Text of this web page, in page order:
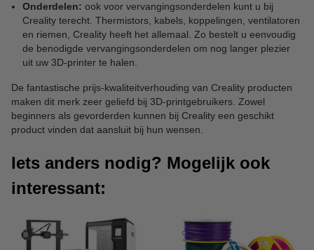
Onderdelen: ook voor vervangingsonderdelen kunt u bij
Creality terecht. Thermistors, kabels, koppelingen, ventilatoren
en riemen, Creality heeft het allemaal. Zo bestelt u eenvoudig
de benodigde vervangingsonderdelen om nog langer plezier
uit uw 3D-printer te halen.
De fantastische prijs-kwaliteitverhouding van Creality producten
maken dit merk zeer geliefd bij 3D-printgebruikers. Zowel
beginners als gevorderden kunnen bij Creality een geschikt
product vinden dat aansluit bij hun wensen.
Iets anders nodig? Mogelijk ook
interessant: